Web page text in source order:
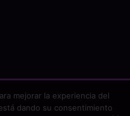
mejorar la experiencia del
dando su consentimiento